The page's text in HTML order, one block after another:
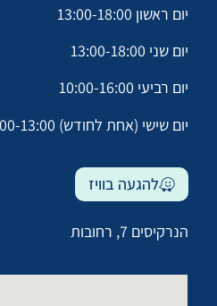
יום ראשון 13:00-18:00
יום שני 13:00-18:00
יום רביעי 10:00-16:00
יום שישי (אחת לחודש) 09:00-13:00
להגעה בוויז
הנרקיסים 7, רחובות